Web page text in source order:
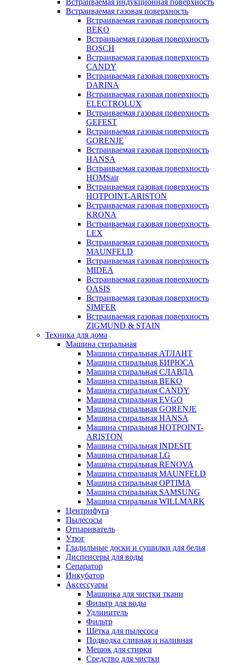
Встраиваемая индукционная поверхность
Встраиваемая газовая поверхность
Встраиваемая газовая поверхность
BEKO
Встраиваемая газовая поверхность
BOSCH
Встраиваемая газовая поверхность
CANDY
Встраиваемая газовая поверхность
DARINA
Встраиваемая газовая поверхность
ELECTROLUX
Встраиваемая газовая поверхность
GEFEST
Встраиваемая газовая поверхность
GORENJE
Встраиваемая газовая поверхность
HANSA
Встраиваемая газовая поверхность
HOMSair
Встраиваемая газовая поверхность
HOTPOINT-ARISTON
Встраиваемая газовая поверхность
KRONA
Встраиваемая газовая поверхность
LEX
Встраиваемая газовая поверхность
MAUNFELD
Встраиваемая газовая поверхность
MIDEA
Встраиваемая газовая поверхность
OASIS
Встраиваемая газовая поверхность
SIMFER
Встраиваемая газовая поверхность
ZIGMUND & STAIN
Техника для дома
Машина стиральная
Машина стиральная АТЛАНТ
Машина стиральная БИРЮСА
Машина стиральная СЛАВДА
Машина стиральная BEKO
Машина стиральная CANDY
Машина стиральная EVGO
Машина стиральная GORENJE
Машина стиральная HANSA
Машина стиральная HOTPOINT-
ARISTON
Машина стиральная INDESIT
Машина стиральная LG
Машина стиральная RENOVA
Машина стиральная MAUNFELD
Машина стиральная OPTIMA
Машина стиральная SAMSUNG
Машина стиральная WILLMARK
Центрифуга
Пылесосы
Отпариватель
Утюг
Гладильные доски и сушилки для белья
Диспенсеры для воды
Сепаратор
Инкубатор
Аксессуары
Машинка для чистки ткани
Фильтр для воды
Удлинитель
Фильтр
Шётка для пылесоса
Подводка сливная и наливная
Мешок для стирки
Средство для чистки